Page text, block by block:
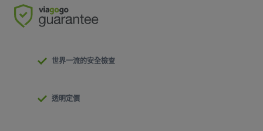
世界一流的安全檢查
透明定價